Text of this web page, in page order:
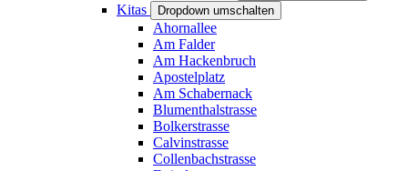
Kitas Dropdown umschalten
Ahornallee
Am Falder
Am Hackenbruch
Apostelplatz
Am Schabernack
Blumenthalstrasse
Bolkerstrasse
Calvinstrasse
Collenbachstrasse